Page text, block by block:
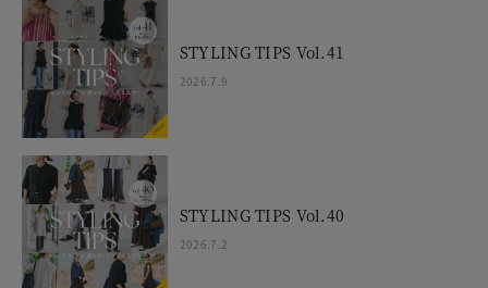
STYLING TIPS Vol.41
2026.7.9
STYLING TIPS Vol.40
2026.7.2